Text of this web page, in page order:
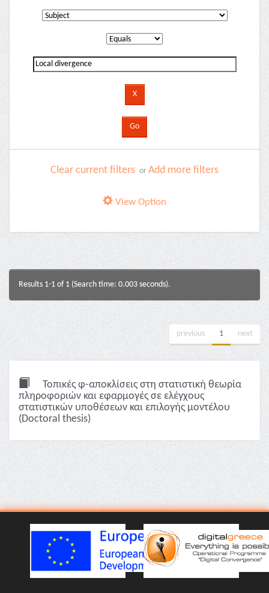
Clear current filters or Add more filters
View Option
Results 1-1 of 1 (Search time: 0.003 seconds).
previous 1 next
Τοπικές φ-αποκλίσεις στη στατιστική θεωρία
πληροφοριών και εφαρμογές σε ελέγχους
στατιστικών υποθέσεων και επιλογής μοντέλου
(Doctoral thesis)